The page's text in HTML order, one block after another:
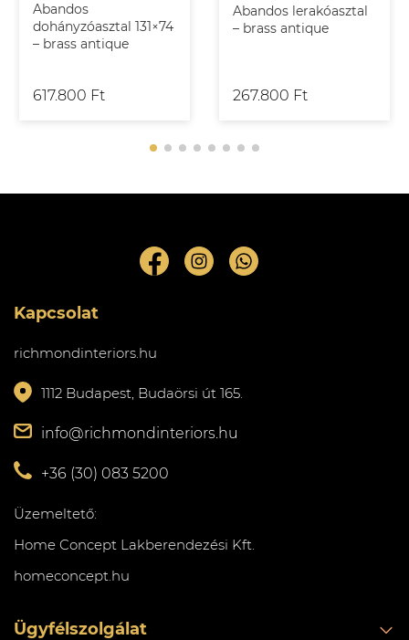
Abandos
dohányzóasztal 131×74
– brass antique
617.800 Ft
Abandos lerakóasztal
– brass antique
267.800 Ft
Kapcsolat
richmondinteriors.hu
1112 Budapest, Budaörsi út 165.
info@richmondinteriors.hu
+36 (30) 083 5200
Üzemeltető:
Home Concept Lakberendezési Kft.
homeconcept.hu
Ügyfélszolgálat